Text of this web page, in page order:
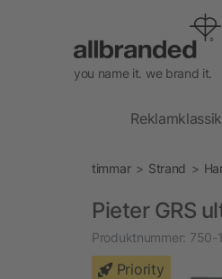
you name it. we brand it.
timmar Strand
Pieter GRS
Produktnummer: 750-
Priority